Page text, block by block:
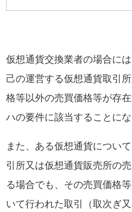
仮想通貨交換業者の場合に
己の運営する仮想通貨取引
格等以外の売買価格等が存
ハの要件に該当することにな
また、ある仮想通貨につい
引所又は仮想通貨販売所の
る場合でも、その売買価格
いて行われた取引（取次ぎ